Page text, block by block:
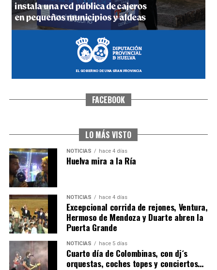
hace 4 días·Huelvatv
CUARTA CORRIDA DE LAS FIESTAS COLOMBINAS
4º DÍA DE LAS FIESTAS COLOMBINAS 2026
hace 5 días Huelvatv
FACEBOOK
LO MÁS VISTO
NOTICIAS hace 4 días
Huelva mira a la Ría
NOTICIAS hace 4 días
Excepcional corrida de rejones, Ventura,
Hermoso de Mendoza y Duarte abren la
Puerta Grande
NOTICIAS hace 5 días
Cuarto día de Colombinas, con dj´s
orquestas, coches topes y conciertos…